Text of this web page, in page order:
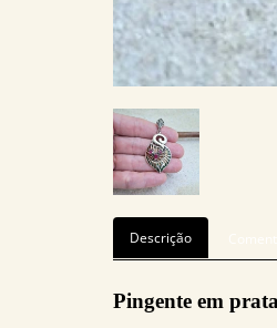
Descrição
Pingente em